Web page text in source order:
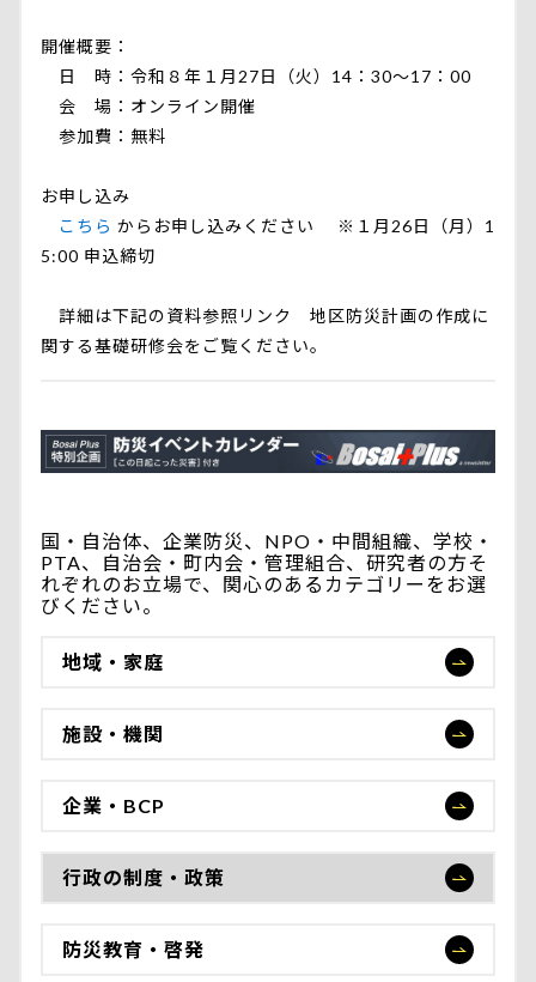
開催概要：
日 時：令和８年１月27日（火）14：30～17：00
会 場：オンライン開催
参加費：無料
お申し込み
こちら からお申し込みください ※１月26日（月）1
5:00 申込締切
詳細は下記の資料参照リンク 地区防災計画の作成に
関する基礎研修会をご覧ください。
国・自治体、企業防災、NPO・中間組織、学校・
PTA、自治会・町内会・管理組合、研究者の方そ
れぞれのお立場で、関心のあるカテゴリーをお選
びください。
地域・家庭
施設・機関
企業・BCP
行政の制度・政策
防災教育・啓発